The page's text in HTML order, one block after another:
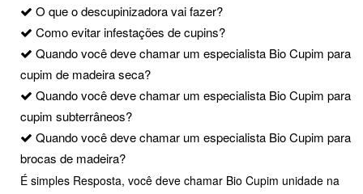
O que o descupinizadora vai fazer?
Como evitar infestações de cupins?
Quando você deve chamar um especialista Bio Cupim para
cupim de madeira seca?
Quando você deve chamar um especialista Bio Cupim para
cupim subterrâneos?
Quando você deve chamar um especialista Bio Cupim para
brocas de madeira?
É simples Resposta, você deve chamar Bio Cupim unidade na